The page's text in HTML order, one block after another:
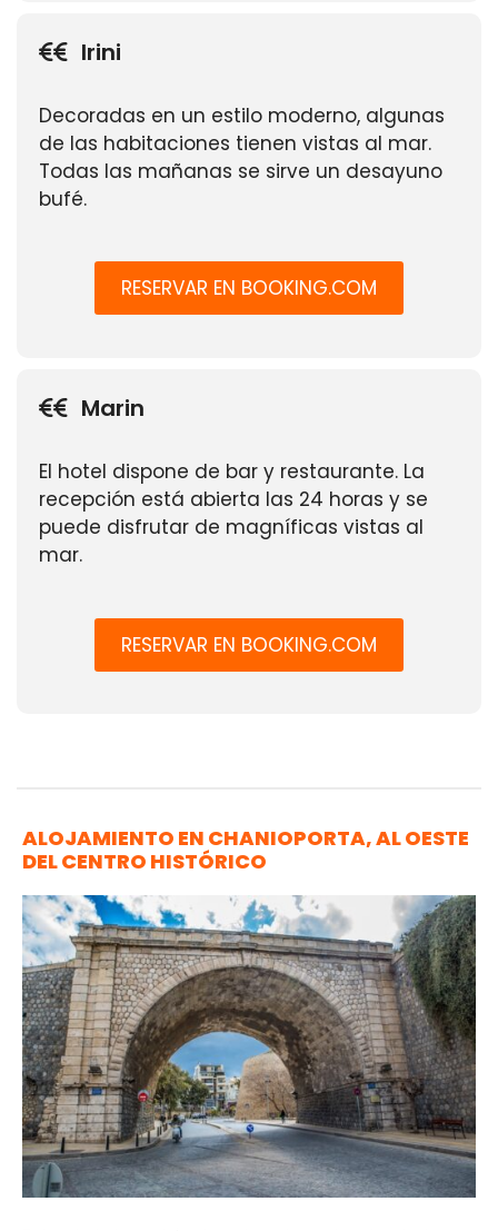
Irini
Decoradas en un estilo moderno, algunas
de las habitaciones tienen vistas al mar.
Todas las mañanas se sirve un desayuno
bufé.
RESERVAR EN BOOKING.COM
Marin
El hotel dispone de bar y restaurante. La
recepción está abierta las 24 horas y se
puede disfrutar de magníficas vistas al
mar.
RESERVAR EN BOOKING.COM
ALOJAMIENTO EN CHANIOPORTA, AL OESTE
DEL CENTRO HISTÓRICO